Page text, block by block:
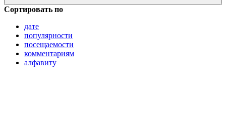
Сортировать по
дате
популярности
посещаемости
комментариям
алфавиту